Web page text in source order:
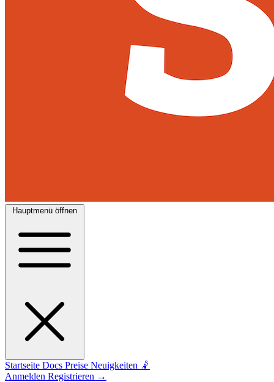
Hauptmenü öffnen
Startseite Docs Preise Neuigkeiten 🤾
Anmelden Registrieren →